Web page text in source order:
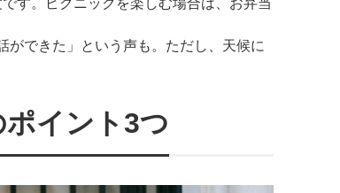
ができた」という声も。ただし、天候に
イント3つ